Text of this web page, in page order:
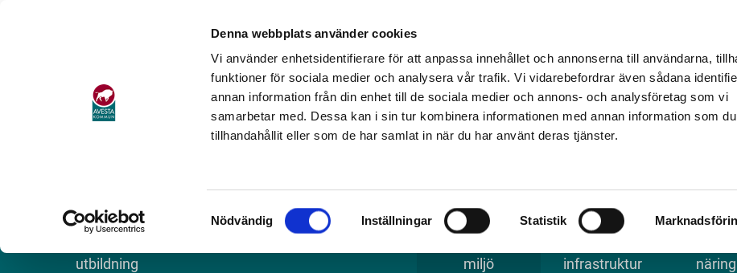
Denna webbplats använder cookies
Vi använder enhetsidentifierare för att anpassa innehållet och annonserna till användarna,
funktioner för sociala medier och analysera vår trafik. Vi vidarebefordrar även sådana
annan information från din enhet till de sociala medier och annons- och analysföretag som vi
samarbetar med. Dessa kan i sin tur kombinera informationen med annan information som
tillhandahållit eller som de har samlat in när du har använt deras tjänster.
Samtyckesval
Nödvändig Inställningar Statistik
utbildning
miljö
infrastruktur